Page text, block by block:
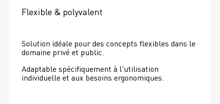
Flexible & polyvalent
Solution idéale pour des concepts flexibles dans le
domaine privé et public.
Adaptable spécifiquement à l'utilisation
individuelle et aux besoins ergonomiques.